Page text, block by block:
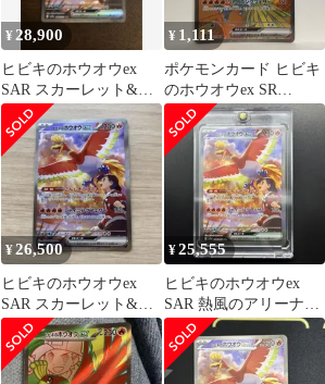
¥ 28,900
ヒビキのホウオウex
SAR スカーレット&バ
イオレット 強化拡張パ
ック 熱風…
¥ 1,111
ポケモンカード ヒビキ
のホウオウex SR
077/063
¥26,500
ヒビキのホウオウex
SAR スカーレット&バ
イオレット 強化拡張パ
ック 熱風…
¥25,555
ヒビキのホウオウex
SAR 熱風のアリーナ
086/063